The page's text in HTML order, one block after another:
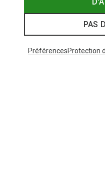
PAS
PréférencesProtection